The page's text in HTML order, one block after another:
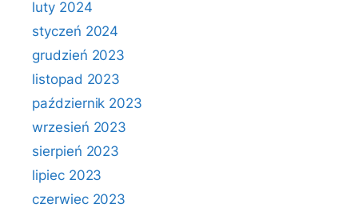
luty 2024
styczeń 2024
grudzień 2023
listopad 2023
październik 2023
wrzesień 2023
sierpień 2023
lipiec 2023
czerwiec 2023